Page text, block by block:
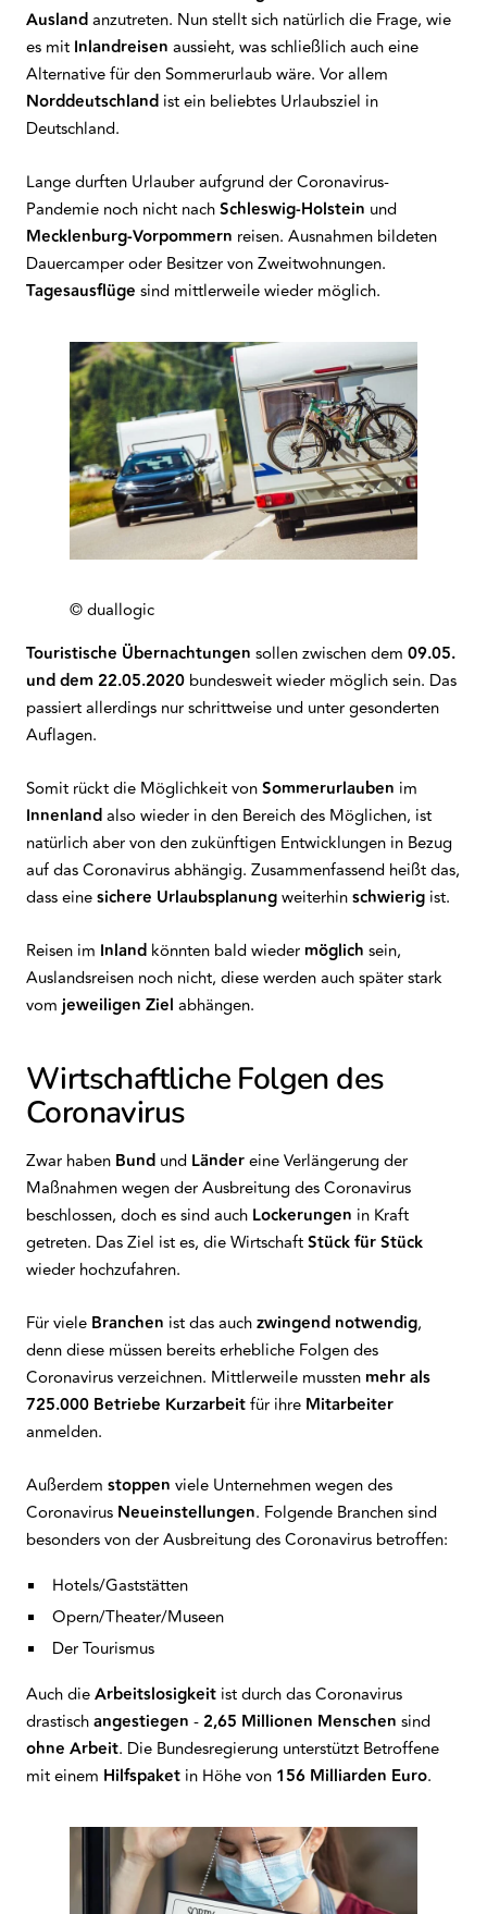
Auslandanzutreten. Nun stellt sich natürlich die Frage, wie
es mit Inlandreisen aussieht, was schließlich auch eine
Alternative für den Sommerurlaub wäre. Vor allem
Norddeutschland ist ein beliebtes Urlaubsziel in
Deutschland.
Lange durften Urlauber aufgrund der Coronavirus-
Pandemie noch nicht nachSchleswig-Holstein und
Mecklenburg-Vorpommern reisen. Ausnahmen bildeten
Dauercamper oder Besitzer von Zweitwohnungen.
Tagesausflüge sind mittlerweile wieder möglich.
© duallogic
Touristische Übernachtungen sollen zwischen dem 09.05.
und dem 22.05.2020 bundesweit wieder möglich sein. Das
passiert allerdings nur schrittweise und unter gesonderten
Auflagen.
Somit rückt die Möglichkeit vonSommerurlauben im
Innenlandalso wieder in den Bereich des Möglichen, ist
natürlich aber von den zukünftigen Entwicklungen in Bezug
auf das Coronavirus abhängig. Zusammenfassend heißt das,
dass einesichere Urlaubsplanungweiterhinschwierig ist.
Reisen im Inland könnten bald wieder möglich sein,
Auslandsreisen noch nicht, diese werden auch später stark
vom jeweiligen Ziel abhängen.
Wirtschaftliche Folgen des
Coronavirus
Zwar haben Bund und Ländereine Verlängerung der
Maßnahmen wegen der Ausbreitung des Coronavirus
beschlossen, doch es sind auch Lockerungen in Kraft
getreten. Das Ziel ist es, die WirtschaftStück für Stück
wieder hochzufahren.
Für viele Branchen ist das auchzwingend notwendig,
denn diese müssen bereits erhebliche Folgen des
Coronavirus verzeichnen. Mittlerweile mussten mehr als
725.000 Betriebe Kurzarbeitfür ihre Mitarbeiter
anmelden.
Außerdem stoppen viele Unternehmen wegen des
Coronavirus Neueinstellungen. Folgende Branchen sind
besonders von der Ausbreitung des Coronavirus betroffen:
Hotels/Gaststätten
Opern/Theater/Museen
Der Tourismus
Auch dieArbeitslosigkeit ist durch das Coronavirus
drastischangestiegen -2,65 Millionen Menschen sind
ohne Arbeit. Die Bundesregierung unterstützt Betroffene
mit einem Hilfspaket in Höhe von 156 Milliarden Euro.